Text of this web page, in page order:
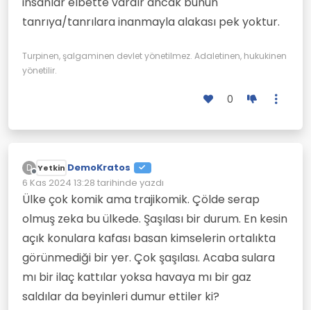
tanrıya/tanrılara inanmayla alakası pek yoktur.
Turpinen, şalgaminen devlet yönetilmez. Adaletinen, hukukinen
yönetilir.
0
D
Çevrimdışı
Yetkin DemoKratos
6 Kas 2024 13:28 tarihinde yazdı
Son düzenleyen:
Ülke çok komik ama trajikomik. Çölde serap
olmuş zeka bu ülkede. Şaşılası bir durum. En kesin
açık konulara kafası basan kimselerin ortalıkta
görünmediği bir yer. Çok şaşılası. Acaba sulara
mı bir ilaç kattılar yoksa havaya mı bir gaz
saldılar da beyinleri dumur ettiler ki?